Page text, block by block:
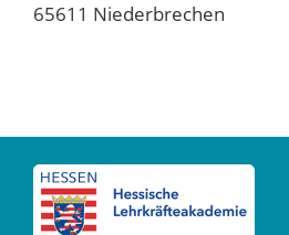
65611 Niederbrechen